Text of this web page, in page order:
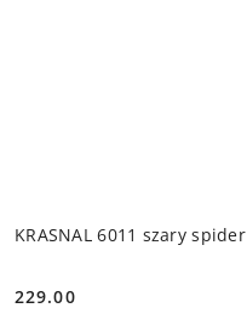
KRASNAL 6011 szary spider
Cena:
229.00